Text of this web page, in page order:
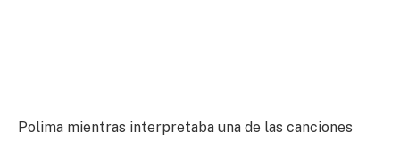
Polima mientras interpretaba una de las canciones